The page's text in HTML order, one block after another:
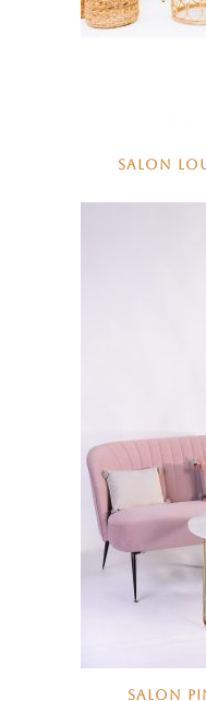
SALON
SALON